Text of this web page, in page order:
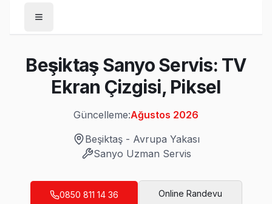
/Beşiktaş
Sanyo
Son Güncelleme:Ağustos 2026
Beşiktaş'da Mahalle Mahalle Sanyo TV
Beşiktaş Sanyo Servis: TV
Ekran Çizgisi, Piksel
Güncelleme:Ağustos 2026
Beşiktaş- Avrupa Yakası
Sanyo Uzman Servis
0850 811 14 36 Online Randevu